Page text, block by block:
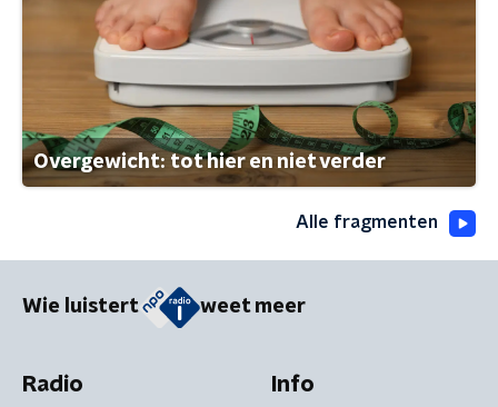
Overgewicht: tot hier en niet verder
Alle fragmenten
Wie luistert weet meer
Radio Info